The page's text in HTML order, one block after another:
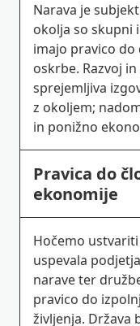
Narava je
okolja so skupni
imajo pravico do
oskrbe. Razvoj
sprejemljiva
z okoljem;
in ponižno
Pravica do
ekonomije
Hočemo
uspevala
narave ter
pravico do
življenja. Država